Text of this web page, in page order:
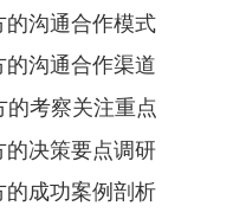
的沟通合作模式
的沟通合作渠道
的考察关注重点
的决策要点调研
的成功案例剖析